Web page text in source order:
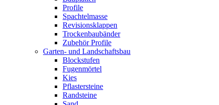
Profile
Spachtelmasse
Revisionsklappen
Trockenbaubänder
Zubehör Profile
Garten- und Landschaftsbau
Blockstufen
Fugenmörtel
Kies
Pflastersteine
Randsteine